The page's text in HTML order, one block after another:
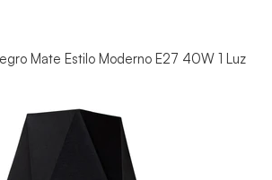
Mate Estilo Moderno E27 40W 1 Luz